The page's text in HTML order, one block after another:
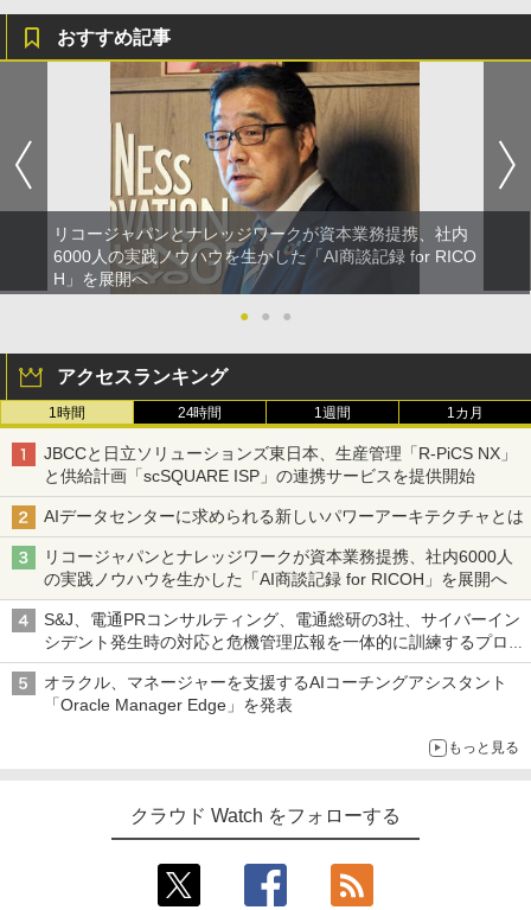
おすすめ記事
リコージャパンとナレッジワークが資本業務提携、社内
6000人の実践ノウハウを生かした「AI商談記録 for RICO
H」を展開へ
●
● ●
アクセスランキング
1時間 24時間 1週間 1カ月
JBCCと日立ソリューションズ東日本、生産管理「R-PiCS NX」
と供給計画「scSQUARE ISP」の連携サービスを提供開始
AIデータセンターに求められる新しいパワーアーキテクチャとは
リコージャパンとナレッジワークが資本業務提携、社内6000人
の実践ノウハウを生かした「AI商談記録 for RICOH」を展開へ
S&J、電通PRコンサルティング、電通総研の3社、サイバーイン
シデント発生時の対応と危機管理広報を一体的に訓練するプログ
ラムを提供
オラクル、マネージャーを支援するAIコーチングアシスタント
「Oracle Manager Edge」を発表
もっと見る
クラウド Watch をフォローする